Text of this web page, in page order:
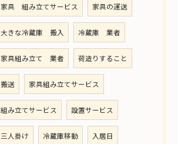
家具 組み立てサービス 家具の運送
大きな冷蔵庫 搬入 冷蔵庫 業者
家具組み立て 業者 荷造りすること
搬送 家具組み立てサービス
組み立てサービス 設置サービス
三人掛け 冷蔵庫移動 入居日